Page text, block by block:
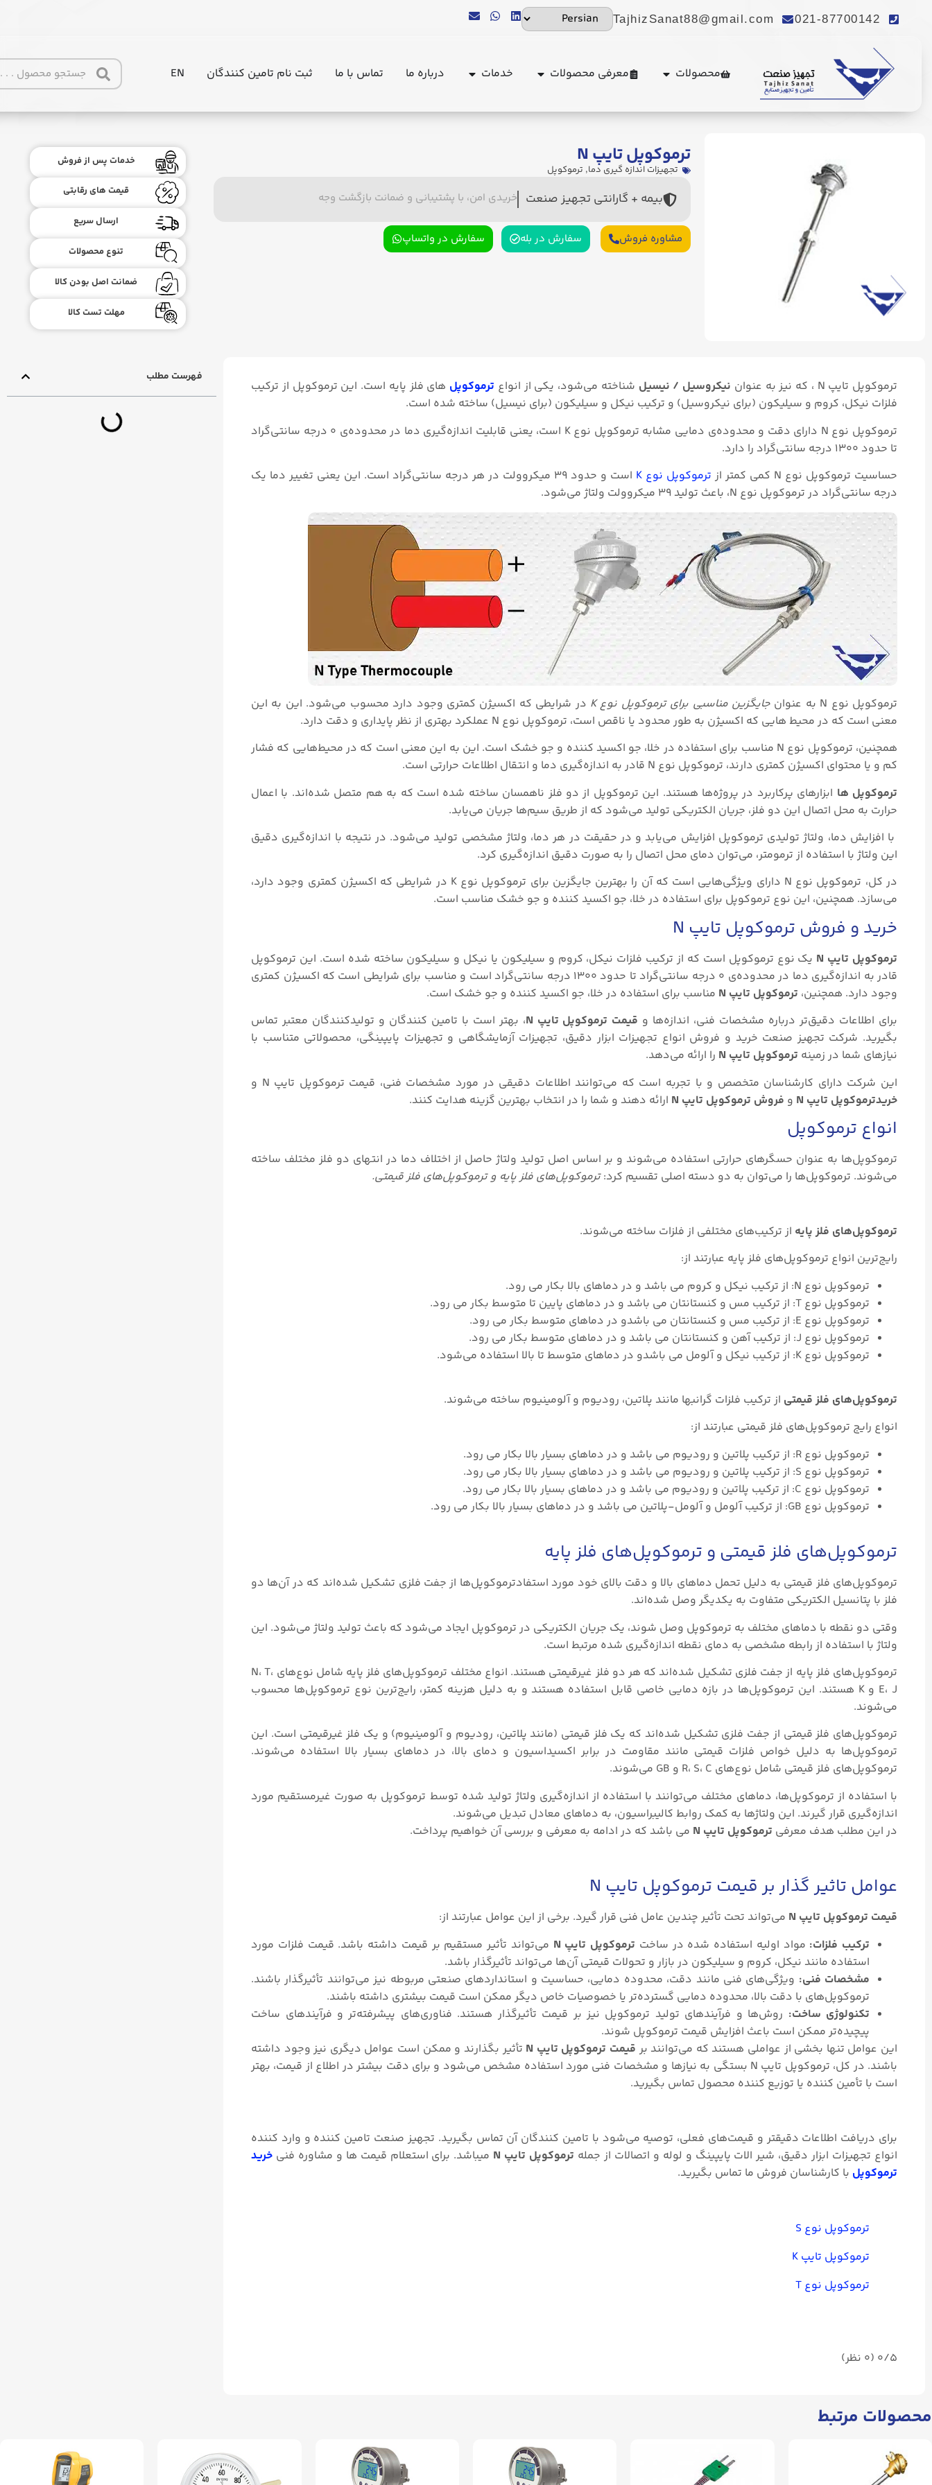
021-87700142
TajhizSanat88@gmail.com
محصولات معرفی محصولات خدمات درباره ما تماس با ما ثبت نام تامین کنندگان EN
ترموکوپل تایپ N
تجهیزات اندازه گیری دما, ترموکوپل
بیمه + گارانتی تجهیز صنعت خریدی امن، با پشتیبانی و ضمانت بازگشت وجه
مشاوره فروش سفارش در بله سفارش در واتساپ
خدمات پس از فروش
قیمت های رقابتی
ارسال سریع
تنوع محصولات
ضمانت اصل بودن کالا
مهلت تست کالا
ترموکوپل تایپ N ، که نیز به عنوان نیکروسیل / نیسیل شناخته می‌شود، یکی از انواع ترموکوپل‌ های فلز پایه است. این ترموکوپل از ترکیب
فلزات نیکل، کروم و سیلیکون (برای نیکروسیل) و ترکیب نیکل و سیلیکون (برای نیسیل) ساخته شده است.
ترموکوپل نوع N دارای دقت و محدوده‌ی دمایی مشابه ترموکوپل نوع K است، یعنی قابلیت اندازه‌گیری دما در محدوده‌ی ۰ درجه سانتی‌گراد
تا حدود ۱۳۰۰ درجه سانتی‌گراد را دارد.
حساسیت ترموکوپل نوع N کمی کمتر از
ترموکوپل نوع K
است و حدود ۳۹ میکروولت در هر درجه سانتی‌گراد است. این یعنی تغییر دما یک
درجه سانتی‌گراد در ترموکوپل نوع N، باعث تولید ۳۹ میکروولت ولتاژ می‌شود.
ترموکوپل نوع N به عنوان جایگزین مناسبی برای ترموکوپل نوع K در شرایطی که اکسیژن کمتری وجود دارد محسوب می‌شود. این به این
معنی است که در محیط‌ هایی که اکسیژن به طور محدود یا ناقص است، ترموکوپل نوع N عملکرد بهتری از نظر پایداری و دقت دارد.
همچنین، ترموکوپل نوع N مناسب برای استفاده در خلا، جو اکسید کننده و جو خشک است. این به این معنی است که در محیط‌هایی که فشار
کم و یا محتوای اکسیژن کمتری دارند، ترموکوپل نوع N قادر به اندازه‌گیری دما و انتقال اطلاعات حرارتی است.
ترموکوپل ها ابزارهای پرکاربرد در پروژه‌ها هستند. این ترموکوپل از دو فلز ناهمسان ساخته شده است که به هم متصل شده‌اند. با اعمال
حرارت به محل اتصال این دو فلز، جریان الکتریکی تولید می‌شود که از طریق سیم‌ها جریان می‌یابد.
با افزایش دما، ولتاژ تولیدی ترموکوپل افزایش می‌یابد و در حقیقت در هر دما، ولتاژ مشخصی تولید می‌شود. در نتیجه با اندازه‌گیری دقیق
این ولتاژ با استفاده از ترمومتر، می‌توان دمای محل اتصال را به صورت دقیق اندازه‌گیری کرد.
در کل، ترموکوپل نوع N دارای ویژگی‌هایی است که آن را بهترین جایگزین برای ترموکوپل نوع K در شرایطی که اکسیژن کمتری وجود دارد،
می‌سازد. همچنین، این نوع ترموکوپل برای استفاده در خلا، جو اکسید کننده و جو خشک مناسب است.
خرید و فروش ترموکوپل تایپ N
ترموکوپل تایپ N
یک نوع ترموکوپل است که از ترکیب فلزات نیکل، کروم و سیلیکون یا نیکل و سیلیکون ساخته شده است. این ترموکوپل
قادر به اندازه‌گیری دما در محدوده‌ی ۰ درجه سانتی‌گراد تا حدود ۱۳۰۰ درجه سانتی‌گراد است و مناسب برای شرایطی است که اکسیژن کمتری
وجود دارد. همچنین، ترموکوپل تایپ N
مناسب برای استفاده در خلا، جو اکسید کننده و جو خشک است.
برای اطلاعات دقیق‌تر درباره مشخصات فنی، اندازه‌ها و قیمت‌ ترموکوپل تایپ N
، بهتر است با تامین کنندگان و تولیدکنندگان معتبر تماس
بگیرید. شرکت تجهیز صنعت خرید و فروش انواع تجهیزات ابزار دقیق، تجهیزات آزمایشگاهی و تجهیزات پایپینگی، محصولاتی متناسب با
نیازهای شما در زمینه ترموکوپل تایپ N
را ارائه می‌دهد.
این شرکت دارای کارشناسان متخصص و با تجربه است که می‌توانند اطلاعات دقیقی در مورد مشخصات فنی، قیمت ترموکوپل تایپ N و
خریدترموکوپل تایپ N
و فروش ترموکوپل تایپ N ارائه دهند و شما را در انتخاب بهترین گزینه هدایت کنند.
انواع ترموکوپل
ترموکوپل‌ها به عنوان حسگرهای حرارتی استفاده می‌شوند و بر اساس اصل تولید ولتاژ حاصل از اختلاف دما در انتهای دو فلز مختلف ساخته
می‌شوند. ترموکوپل‌ها را می‌توان به دو دسته اصلی تقسیم کرد:ترموکوپل‌های فلز پایه و ترموکوپل‌های فلز قیمتی.
ترموکوپل‌های فلز پایه از ترکیب‌های مختلفی از فلزات ساخته می‌شوند.
رایج‌ترین انواع ترموکوپل‌های فلز پایه عبارتند از:
ترموکوپل نوع N: از ترکیب نیکل و کروم می باشد و در دماهای بالا بکار می رود.
ترموکوپل نوع T: از ترکیب مس و کنستانتان می باشد و در دماهای پایین تا متوسط بکار می رود.
ترموکوپل نوع E: از ترکیب مس و کنستانتان می باشدو در دماهای متوسط بکار می رود.
ترموکوپل نوع J: از ترکیب آهن و کنستانتان می باشد و در دماهای متوسط بکار می رود.
ترموکوپل نوع K: از ترکیب نیکل و آلومل می باشدو در دماهای متوسط تا بالا استفاده می‌شود.
ترموکوپل‌های فلز قیمتی از ترکیب فلزات گرانبها مانند پلاتین، رودیوم و آلومینیوم ساخته می‌شوند.
انواع رایج ترموکوپل‌های فلز قیمتی عبارتند از:
ترموکوپل نوع R: از ترکیب پلاتین و رودیوم می باشد و در دماهای بسیار بالا بکار می رود.
ترموکوپل نوع S: از ترکیب پلاتین و رودیوم می باشد و در دماهای بسیار بالا بکار می رود.
ترموکوپل نوع C: از ترکیب پلاتین و رودیوم می باشد و در دماهای بسیار بالا بکار می رود.
ترموکوپل نوع GB: از ترکیب آلومل و آلومل-پلاتین می باشد و در دماهای بسیار بالا بکار می رود.
ترموکوپل‌های فلز قیمتی و ترموکوپل‌های فلز پایه
ترموکوپل‌های فلز قیمتی به دلیل تحمل دماهای بالا و دقت بالای خود مورد استفادترموکوپل‌ها از جفت فلزی تشکیل شده‌اند که در آن‌ها دو
فلز با پتانسیل الکتریکی متفاوت به یکدیگر وصل شده‌اند.
وقتی دو نقطه با دماهای مختلف به ترموکوپل وصل شوند، یک جریان الکتریکی در ترموکوپل ایجاد می‌شود که باعث تولید ولتاژ می‌شود. این
ولتاژ با استفاده از رابطه مشخصی به دمای نقطه اندازه‌گیری شده مرتبط است.
ترموکوپل‌های فلز پایه از جفت فلزی تشکیل شده‌اند که هر دو فلز غیرقیمتی هستند. انواع مختلف ترموکوپل‌های فلز پایه شامل نوع‌های N، T،
E، J و K هستند. این ترموکوپل‌ها در بازه دمایی خاصی قابل استفاده هستند و به دلیل هزینه کمتر، رایج‌ترین نوع ترموکوپل‌ها محسوب
می‌شوند.
ترموکوپل‌های فلز قیمتی از جفت فلزی تشکیل شده‌اند که یک فلز قیمتی (مانند پلاتین، رودیوم و آلومینیوم) و یک فلز غیرقیمتی است. این
ترموکوپل‌ها به دلیل خواص فلزات قیمتی مانند مقاومت در برابر اکسیداسیون و دمای بالا، در دماهای بسیار بالا استفاده می‌شوند.
ترموکوپل‌های فلز قیمتی شامل نوع‌های R، S، C و GB می‌شوند.
با استفاده از ترموکوپل‌ها، دماهای مختلف می‌توانند با استفاده از اندازه‌گیری ولتاژ تولید شده توسط ترموکوپل به صورت غیرمستقیم مورد
اندازه‌گیری قرار گیرند. این ولتاژ‌ها به کمک روابط کالیبراسیون، به دماهای معادل تبدیل می‌شوند.
در این مطلب هدف معرفی ترموکوپل تایپ N می باشد که در ادامه به معرفی و بررسی آن خواهیم پرداخت.
عوامل تاثیر گذار بر قیمت ترموکوپل تایپ N
قیمت ترموکوپل تایپ N
می‌تواند تحت تأثیر چندین عامل فنی قرار گیرد. برخی از این عوامل عبارتند از:
ترکیب فلزات: مواد اولیه استفاده شده در ساخت ترموکوپل تایپ N
می‌تواند تأثیر مستقیم بر قیمت داشته باشد. قیمت فلزات مورد
استفاده مانند نیکل، کروم و سیلیکون در بازار و تحولات قیمتی آن‌ها می‌تواند تأثیرگذار باشد.
مشخصات فنی: ویژگی‌های فنی مانند دقت، محدوده دمایی، حساسیت و استانداردهای صنعتی مربوطه نیز می‌توانند تأثیرگذار باشند.
ترموکوپل‌های با دقت بالا، محدوده دمایی گسترده‌تر یا خصوصیات خاص دیگر ممکن است قیمت بیشتری داشته باشند.
تکنولوژی ساخت: روش‌ها و فرآیندهای تولید ترموکوپل نیز بر قیمت تأثیرگذار هستند. فناوری‌های پیشرفته‌تر و فرآیندهای ساخت
پیچیده‌تر ممکن است باعث افزایش قیمت ترموکوپل شوند.
این عوامل تنها بخشی از عواملی هستند که می‌توانند بر قیمت ترموکوپل تایپ N
تأثیر بگذارند و ممکن است عوامل دیگری نیز وجود داشته
باشند. در کل، ترموکوپل تایپ N بستگی به نیازها و مشخصات فنی مورد استفاده مشخص می‌شود و برای دقت بیشتر در اطلاع از قیمت، بهتر
است با تأمین کننده یا توزیع کننده محصول تماس بگیرید.
برای دریافت اطلاعات دقیقتر و قیمت‌های فعلی، توصیه می‌شود با تامین کنندگان آن تماس بگیرید. تجهیز صنعت تامین کننده و وارد کننده
انواع تجهیزات ابزار دقیق، شیر الات پایپینگ و لوله و اتصالات از جمله ترموکوپل تایپ N میباشد. برای استعلام قیمت ها و مشاوره فنی خرید
ترموکوپل با کارشناسان فروش ما تماس بگیرید.
ترموکوپل نوع S
ترموکوپل تایپ K
ترموکوپل نوع T
0/5 (۰ نظر)
فهرست مطلب
محصولات مرتبط